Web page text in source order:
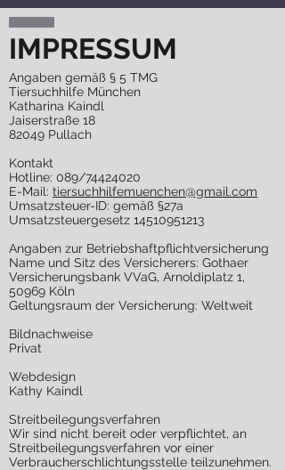
IMPRESSUM
Angaben gemäß § 5 TMG
Tiersuchhilfe München
Katharina Kaindl
Jaiserstraße 18
82049 Pullach
Kontakt
Hotline: 089/74424020
E-Mail: tiersuchhilfemuenchen@gmail.com
Umsatzsteuer-ID: gemäß §27a
Umsatzsteuergesetz 14510951213
Angaben zur Betriebshaftpflichtversicherung
Name und Sitz des Versicherers: Gothaer
Versicherungsbank VVaG, Arnoldiplatz 1,
50969 Köln
Geltungsraum der Versicherung: Weltweit
Bildnachweise
Privat
Webdesign
Kathy Kaindl
Streitbeilegungsverfahren
Wir sind nicht bereit oder verpflichtet, an
Streitbeilegungsverfahren vor einer
Verbraucherschlichtungsstelle teilzunehmen.